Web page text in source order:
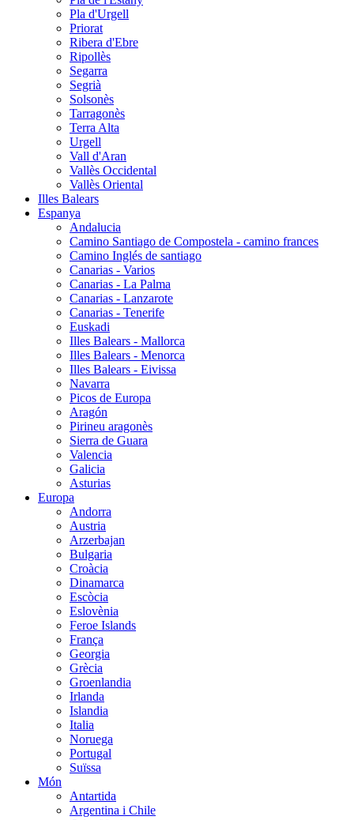
Pla d'Urgell
Priorat
Ribera d'Ebre
Ripollès
Segarra
Segrià
Solsonès
Tarragonès
Terra Alta
Urgell
Vall d'Aran
Vallès Occidental
Vallès Oriental
Illes Balears
Espanya
Andalucia
Camino Santiago de Compostela - camino frances
Camino Inglés de santiago
Canarias - Varios
Canarias - La Palma
Canarias - Lanzarote
Canarias - Tenerife
Euskadi
Illes Balears - Mallorca
Illes Balears - Menorca
Illes Balears - Eivissa
Navarra
Picos de Europa
Aragón
Pirineu aragonès
Sierra de Guara
Valencia
Galicia
Asturias
Europa
Andorra
Austria
Arzerbajan
Bulgaria
Croàcia
Dinamarca
Escòcia
Eslovènia
Feroe Islands
França
Georgia
Grècia
Groenlandia
Irlanda
Islandia
Italia
Noruega
Portugal
Suïssa
Món
Antartida
Argentina i Chile